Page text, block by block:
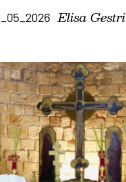
Elisa Gestri